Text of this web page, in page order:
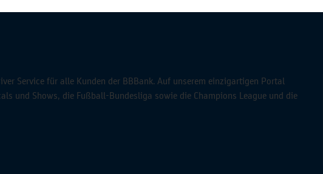
Service für alle Kunden der BBBank. Auf unserem einzigartigen Portal
und Shows, die Fußball-Bundesliga sowie die Champions League und die